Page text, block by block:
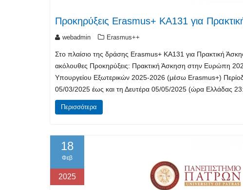
Προκηρύξεις Erasmus+ KA131 για
webadmin Erasmus++
Στο πλαίσιο της δράσης Erasmus+ KA131 για Πρακτική
ακόλουθες Προκηρύξεις: Πρακτική Άσκηση στην Ευρώπη
Υπουργείου Εξωτερικών 2025-2026 (μέσω Erasmus+)
05/03/2025 έως και τη Δευτέρα 05/05/2025 (ώρα Ελλάδας
Περισσότερα
18
Φεβ
2025